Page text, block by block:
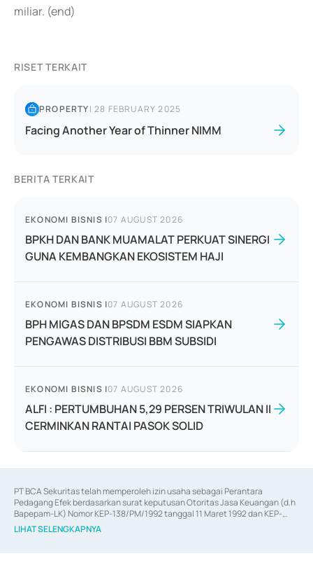
miliar. (end)
RISET TERKAIT
PROPERTY|28 FEBRUARY 2025
Facing Another Year of Thinner NIMM
BERITA TERKAIT
EKONOMI BISNIS |07 AUGUST 2026
BPKH DAN BANK MUAMALAT PERKUAT SINERGI
GUNA KEMBANGKAN EKOSISTEM HAJI
EKONOMI BISNIS |07 AUGUST 2026
BPH MIGAS DAN BPSDM ESDM SIAPKAN
PENGAWAS DISTRIBUSI BBM SUBSIDI
EKONOMI BISNIS |07 AUGUST 2026
ALFI : PERTUMBUHAN 5,29 PERSEN TRIWULAN II
CERMINKAN RANTAI PASOK SOLID
PT BCA Sekuritas telah memperoleh izin usaha sebagai Perantara
Pedagang Efek berdasarkan surat keputusan Otoritas Jasa Keuangan (d.h
Bapepam-LK) Nomor KEP-138/PM/1992 tanggal 11 Maret 1992 dan KEP-
06/D.04/2014 tanggal 28 Februari 2014, izin usaha sebagai Penjamin Emisi
Efek berdasarkan surat keputusan Otoritas Jasa Keuangan Nomor KEP-
LIHAT SELENGKAPNYA